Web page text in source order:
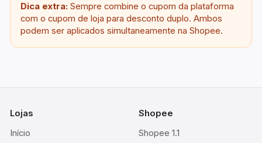
Dica extra: Sempre combine o cupom da plataforma
com o cupom de loja para desconto duplo. Ambos
podem ser aplicados simultaneamente na Shopee.
Lojas
Início
Shopee
Shopee 1.1